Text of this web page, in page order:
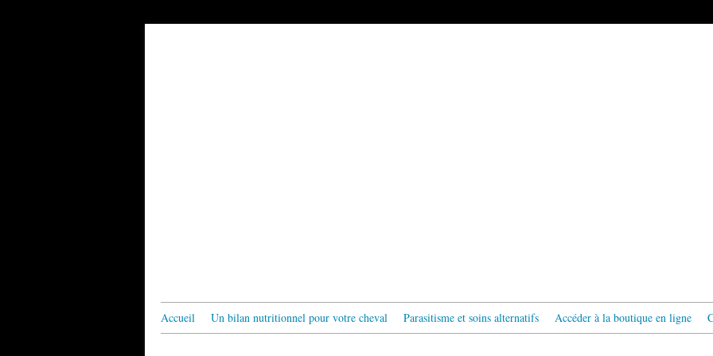
Accueil Un bilan nutritionnel pour votre cheval Parasitisme et soins alternatifs Accéder à la boutique en ligne